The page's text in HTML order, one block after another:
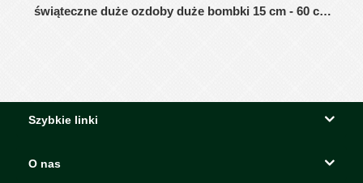
świąteczne duże ozdoby duże bombki 15 cm - 60 cm
Szybkie linki
O nas